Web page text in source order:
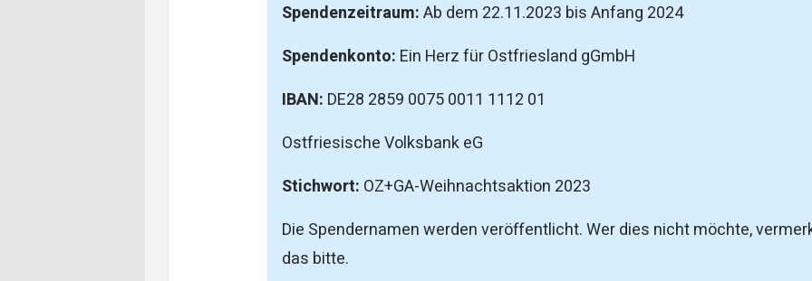
Spendenzeitraum:Ab dem 22.11.2023 bis Anfang 2024
Spendenkonto: Ein Herz für Ostfriesland gGmbH
IBAN: DE28 2859 0075 0011 1112 01
Ostfriesische Volksbank eG
Stichwort: OZ+GA-Weihnachtsaktion 2023
Die Spendernamen werden veröffentlicht. Wer dies nicht möchte,
das bitte.